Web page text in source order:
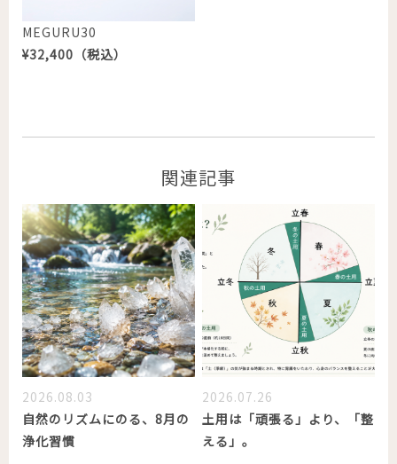
MEGURU30
¥32,400（税込）
関連記事
2026.08.03
自然のリズムにのる、8月の
浄化習慣
2026.07.26
土用は「頑張る」より、「整
える」。